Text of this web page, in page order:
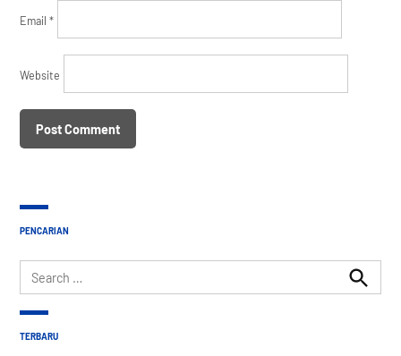
Email*
Website
PENCARIAN
Search
for:
Search
TERBARU